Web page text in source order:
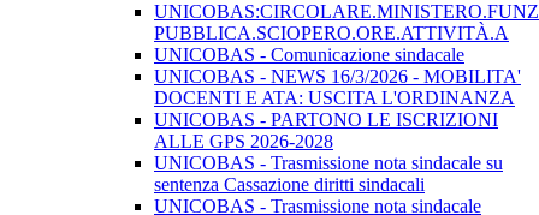
PUBBLICA.SCIOPERO.ORE.ATTIVITÀ.A
UNICOBAS - Comunicazione sindacale
UNICOBAS - NEWS 16/3/2026 - MOBILITA'
DOCENTI E ATA: USCITA L'ORDINANZA
UNICOBAS - PARTONO LE ISCRIZIONI
ALLE GPS 2026-2028
UNICOBAS - Trasmissione nota sindacale su
sentenza Cassazione diritti sindacali
UNICOBAS - Trasmissione nota sindacale